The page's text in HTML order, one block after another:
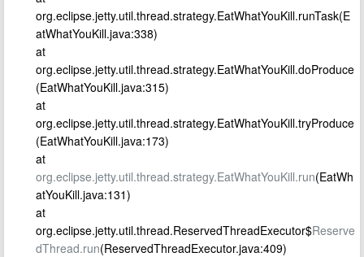
org.eclipse.jetty.util.thread.strategy.EatWhatYouKill.runTask(E
atWhatYouKill.java:338)
at
org.eclipse.jetty.util.thread.strategy.EatWhatYouKill.doProduce
(EatWhatYouKill.java:315)
at
org.eclipse.jetty.util.thread.strategy.EatWhatYouKill.tryProduce
(EatWhatYouKill.java:173)
at
org.eclipse.jetty.util.thread.strategy.EatWhatYouKill.run(EatWh
atYouKill.java:131)
at
org.eclipse.jetty.util.thread.ReservedThreadExecutor$Reserve
dThread.run(ReservedThreadExecutor.java:409)